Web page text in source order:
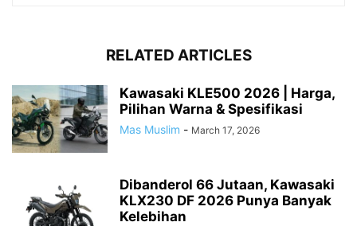
RELATED ARTICLES
Kawasaki KLE500 2026 | Harga,
Pilihan Warna & Spesifikasi
Mas Muslim - March 17, 2026
Dibanderol 66 Jutaan, Kawasaki
KLX230 DF 2026 Punya Banyak
Kelebihan